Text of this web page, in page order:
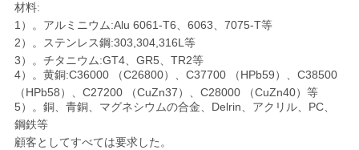
ニ
ュ
ー
ス
材料:
1）。アルミニウム:Alu 6061-T6、6063、7075-T等
2）。ステンレス鋼:303,304,316L等
3）。チタニウム:GT4、GR5、TR2等
4）。黄銅:C36000 （C26800）、C37700 （HPb59）、C38500
（HPb58）、C27200 （CuZn37）、C28000 （CuZn40）等
5）。銅、青銅、マグネシウムの合金、Delrin、アクリル、PC、
鋼鉄等
顧客としてすべては要求した。